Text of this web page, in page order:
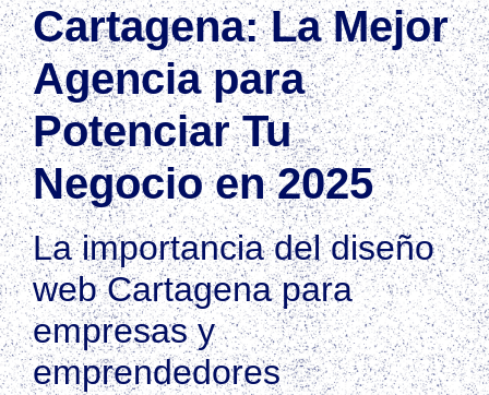
Cartagena: La Mejor
Agencia para
Potenciar Tu
Negocio en 2025
La importancia del diseño
web Cartagena para
empresas y
emprendedores